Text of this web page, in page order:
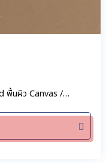
พื้นผิว Canvas /…